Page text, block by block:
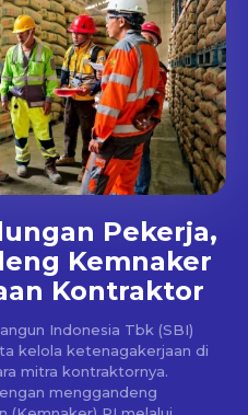
Pekerja,
Kemnaker
Kontraktor
Indonesia Tbk (SBI)
kelola ketenagakerjaan di
mitra kontraktornya.
menggandeng